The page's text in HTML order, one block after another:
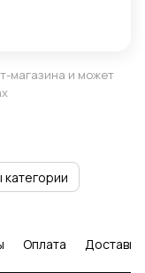
магазина и может
категории
Оплата Доставка